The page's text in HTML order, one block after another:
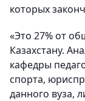
которых
«Это 27% от
Казахстану.
кафедры
спорта,
данного вуза,